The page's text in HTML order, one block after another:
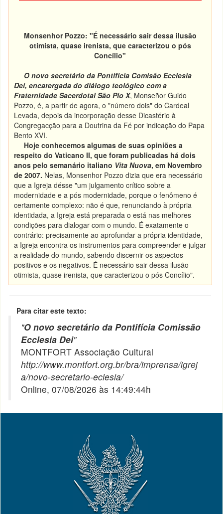
Monsenhor Pozzo: "É necessário sair dessa ilusão
otimista, quase irenista, que caracterizou o pós
Concílio"
O novo secretário da Pontifícia Comisão Ecclesia
Dei, encarergada do diálogo teológico com a
Fraternidade Sacerdotal São Pío X, Monseñor Guido
Pozzo, é, a partir de agora, o "número dois" do Cardeal
Levada, depois da incorporação desse Dicastério à
Congregacção para a Doutrina da Fé por indicação do Papa
Bento XVI.
Hoje conhecemos algumas de suas opiniões a
respeito do Vaticano II, que foram publicadas há dois
anos pelo semanário italiano Vita Nuova, em Novembro
de 2007. Nelas, Monsenhor Pozzo dizia que era necessário
que a Igreja désse "um julgamento crítico sobre a
modernidade e a pós modernidade, porque o fenômeno é
certamente complexo: não é que, renunciando à própria
identidada, a Igreja está preparada o está nas melhores
condições para dialogar com o mundo. É exatamente o
contrário: precisamente ao aprofundar a própria identidade,
a Igreja encontra os instrumentos para compreender e julgar
a realidade do mundo, sabendo discernir os aspectos
positivos e os negativos. É necessário sair dessa ilusão
otimista, quase irenista, que caracterizou o pós Concílio".
Para citar este texto:
"O novo secretário da Pontifícia Comissão
Ecclesia Dei"
MONTFORT Associação Cultural
http://www.montfort.org.br/bra/imprensa/igrej
a/novo-secretario-eclesia/
Online, 07/08/2026 às 14:49:44h